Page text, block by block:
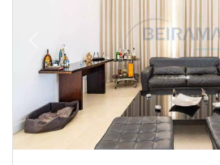
Previous